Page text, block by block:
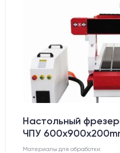
Настольный
ЧПУ
Материалы для обработки: